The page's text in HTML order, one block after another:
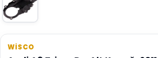
WİSCO